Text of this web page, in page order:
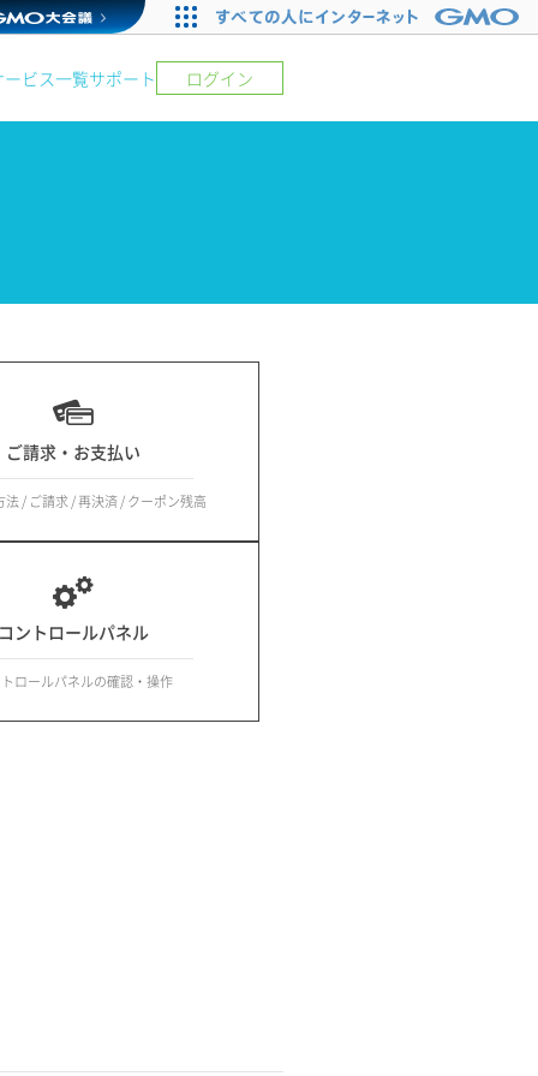
ービス一覧サポート ログイン
ご請求・お支払い
法 / ご請求 / 再決済 / クーポン残高
ントロールパネル
ロールパネルの確認・操作